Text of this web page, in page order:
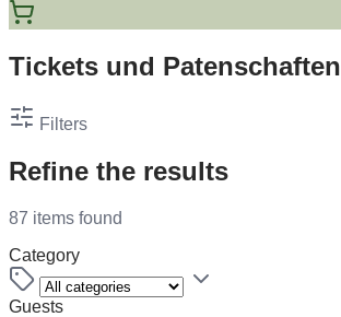
Tickets und Patenschaften
Filters
Refine the results
87 items found
Category
Guests